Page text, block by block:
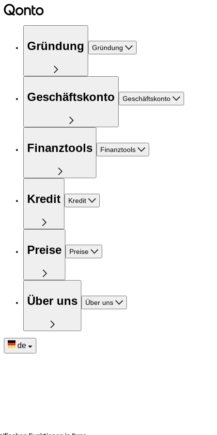
Gründung Gründung
Geschäftskonto Geschäftskonto
Finanztools Finanztools
Kredit Kredit
Preise Preise
Über uns Über uns
de